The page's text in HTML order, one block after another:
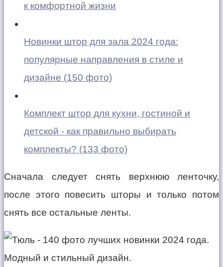
к комфортной жизни
Новинки штор для зала 2024 года:
популярные направления в стиле и
дизайне (150 фото)
Комплект штор для кухни, гостиной и
детской - как правильно выбирать
комплекты? (133 фото)
Сначала следует снять верхнюю ленточку,
после этого повесить шторы и только потом
снять все остальные ленты.